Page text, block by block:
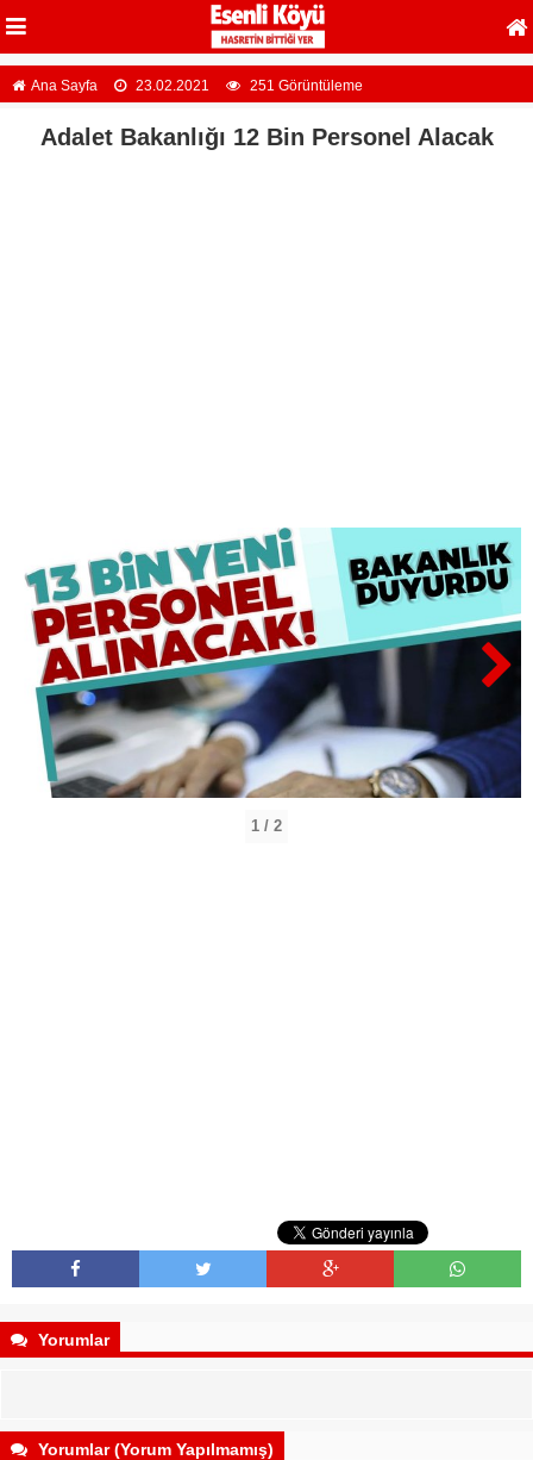
Ana Sayfa 23.02.2021 251 Görüntüleme
Adalet Bakanlığı 12 Bin Personel Alacak
1 / 2
Yorumlar
Yorumlar (Yorum Yapılmamış)